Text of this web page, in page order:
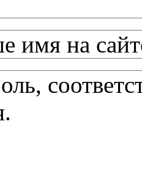
имя на